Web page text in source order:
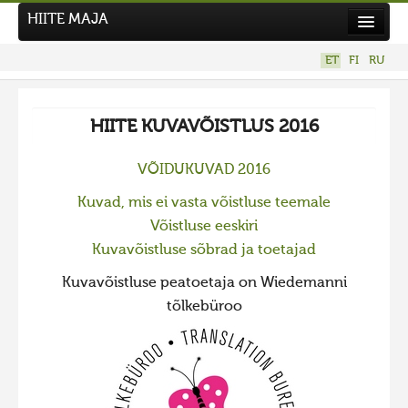
Kuvavõistlused
UUS KUVAVÕISTLUS
Hiite kuvavõistlus 2026
Hiite kuvavõistlus 2025
Hiite kuvavõistlus 2025 lisa
HIITE MAJA
ET FI RU
HIITE KUVAVÕISTLUS 2016
VÕIDUKUVAD 2016
Kuvad, mis ei vasta võistluse teemale
Võistluse eeskiri
Kuvavõistluse sõbrad ja toetajad
Kuvavõistluse peatoetaja on Wiedemanni
tõlkebüroo